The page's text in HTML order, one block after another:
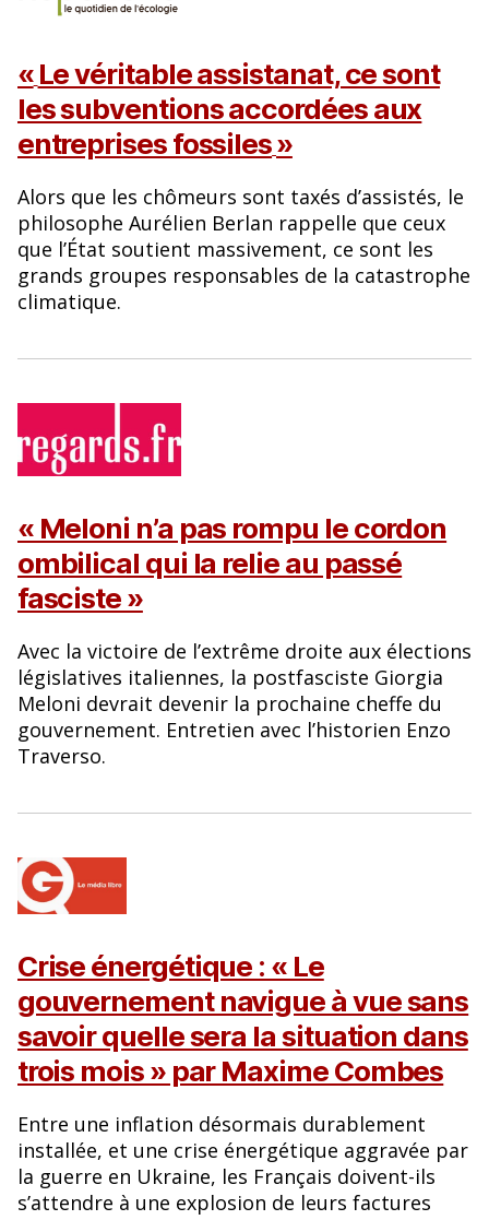
« Le véritable assistanat, ce sont
les subventions accordées aux
entreprises fossiles»
Alors que les chômeurs sont taxés d’assistés, le
philosophe Aurélien Berlan rappelle que ceux
que l’État soutient massivement, ce sont les
grands groupes responsables de la catastrophe
climatique.
« Meloni n’a pas rompu le cordon
ombilical qui la relie au passé
fasciste »
Avec la victoire de l’extrême droite aux élections
législatives italiennes, la postfasciste Giorgia
Meloni devrait devenir la prochaine cheffe du
gouvernement. Entretien avec l’historien Enzo
Traverso.
Crise énergétique : « Le
gouvernement navigue à vue sans
savoir quelle sera la situation dans
trois mois » par Maxime Combes
Entre une inflation désormais durablement
installée, et une crise énergétique aggravée par
la guerre en Ukraine, les Français doivent-ils
s’attendre à une explosion de leurs factures